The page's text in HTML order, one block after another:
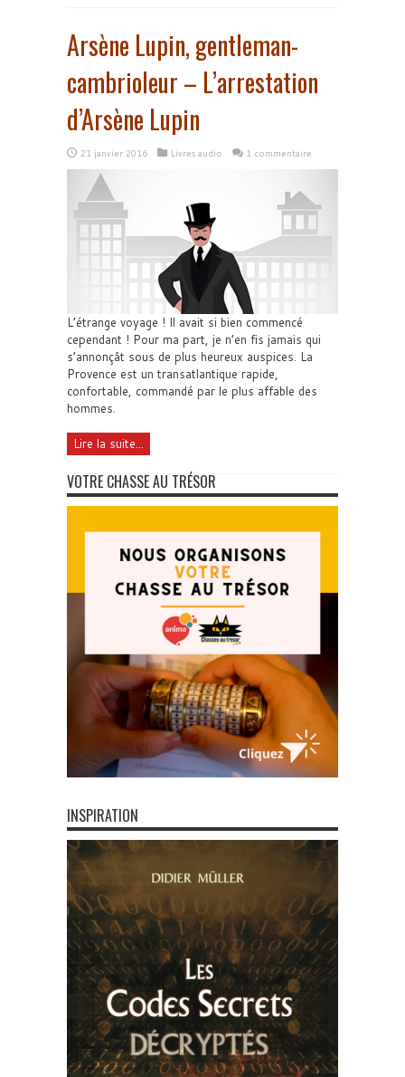
Arsène Lupin, gentleman-
cambrioleur – L’arrestation
d’Arsène Lupin
21 janvier 2016 Livres audio 1 commentaire
L’étrange voyage ! Il avait si bien commencé
cependant ! Pour ma part, je n’en fis jamais qui
s’annonçât sous de plus heureux auspices. La
Provence est un transatlantique rapide,
confortable, commandé par le plus affable des
hommes.
Lire la suite...
VOTRE CHASSE AU TRÉSOR
INSPIRATION